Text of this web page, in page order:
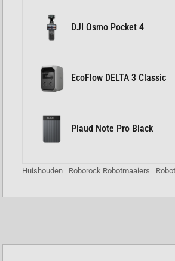
DJI Osmo Pocket 4
EcoFlow DELTA 3 Classic
Plaud Note Pro Black
Huishouden Roborock Robotmaaiers